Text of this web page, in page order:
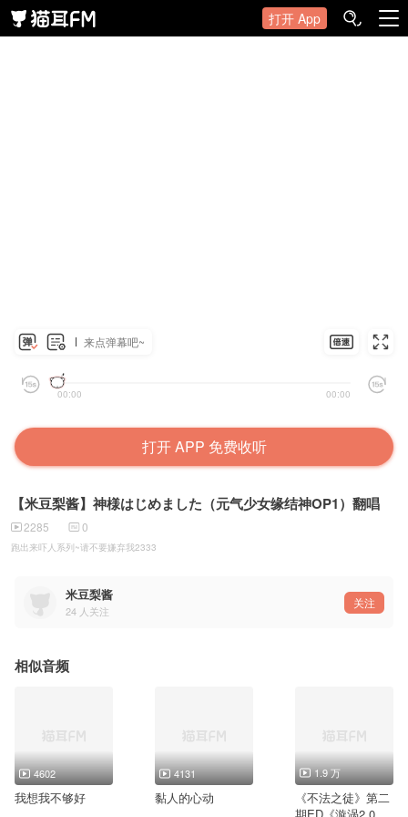
打开 App
来点弹幕吧~
00:00 00:00
打开 APP 免费收听
【米豆梨酱】神様はじめました（元气少女缘结神OP1）翻唱
2285 0
跑出来吓人系列~请不要嫌弃我2333
米豆梨酱
24 人关注
关注
相似音频
4602
我想我不够好
4131
黏人的心动
1.9 万
《不法之徒》第二